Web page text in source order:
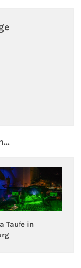
Taufe in